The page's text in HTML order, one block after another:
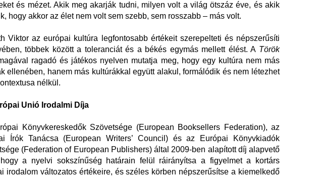
és mézet. Akik meg akarják tudni, milyen volt a világ ötszáz éve, és akik
hogy akkor az élet nem volt sem szebb, sem rosszabb – más volt.
Viktor az európai kultúra legfontosabb értékeit szerepelteti és népszerűsíti
többek között a toleranciát és a békés egymás mellett élést. A Török
ragadó és játékos nyelven mutatja meg, hogy egy kultúra nem más
ellenében, hanem más kultúrákkal együtt alakul, formálódik és nem létezhet
nélkül.
Unió Irodalmi Díja
Könyvkereskedők Szövetsége (European Booksellers Federation), az
Írók Tanácsa (European Writers’ Council) és az Európai Könyvkiadók
(Federation of European Publishers) által 2009-ben alapított díj alapvető
a nyelvi sokszínűség határain felül ráirányítsa a figyelmet a kortárs
irodalom változatos értékeire, és széles körben népszerűsítse a kiemelkedő